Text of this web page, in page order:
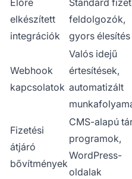
Előre
elkészített
integrációk
Standard
feldolgozók,
gyors élesítés
Webhook
kapcsolatok
Valós idejű
értesítések,
automatizált
Fizetési
átjáró
bővítmények
CMS-alapú
programok,
WordPress-
oldalak